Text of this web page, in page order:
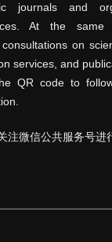
journals and
At the
on
services, and
QR code to
注微信公共服务号进